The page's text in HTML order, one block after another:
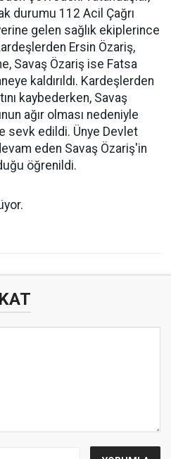
durumu 112 Acil Çağrı
gelen sağlık ekiplerince
Ersin Özariş,
Savaş Özariş ise Fatsa
kaldırıldı. Kardeşlerden
kaybederken, Savaş
ağır olması nedeniyle
sevk edildi. Ünye Devlet
eden Savaş Özariş'in
öğrenildi.